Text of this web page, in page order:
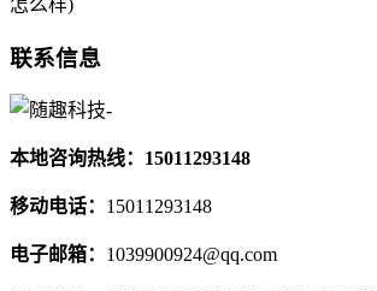
怎么样)
联系信息
本地咨询热线：15011293148
移动电话： 15011293148
电子邮箱： 1039900924@qq.com